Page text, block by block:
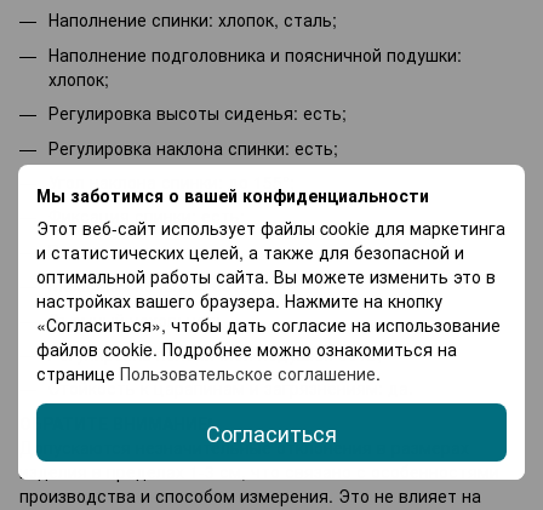
Мы заботимся о вашей конфиденциальности
Этот веб-сайт использует файлы cookie для маркетинга
и статистических целей, а также для безопасной и
оптимальной работы сайта. Вы можете изменить это в
настройках вашего браузера. Нажмите на кнопку
«Согласиться», чтобы дать согласие на использование
файлов cookie. Подробнее можно ознакомиться на
странице Пользовательское соглашение.
Согласиться
Наполнение спинки: хлопок, сталь;
Наполнение подголовника и поясничной подушки:
хлопок;
Регулировка высоты сиденья: есть;
Регулировка наклона спинки: есть;
Угол наклона спинки: до 155°;
Фиксация спинки: есть;
Подлокотники: есть;
Механизм качания: есть;
Съемный чехол: нет;
Регулировка поясничной подушки: есть;
Стойкость к царапинам и загрязнениям: да.
ОБРАТИТЕ ВНИМАНИЕ!
Допускаются незначительные отклонения в размерах
изделия в пределах 1-3 см, что связано с особенностями
производства и способом измерения. Это не влияет на